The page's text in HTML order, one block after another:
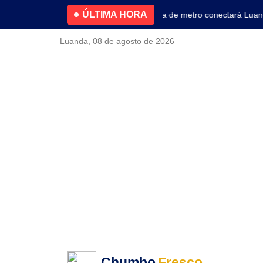
ÚLTIMA HORA
4.2% no primeiro trimestreNova linha de metro conectará Luanda
Luanda, 08 de agosto de 2026